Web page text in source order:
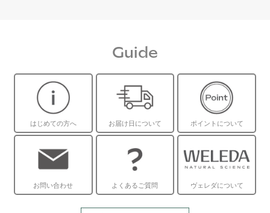
Guide
はじめての方へ お届け日について ポイントについて
お問い合わせ よくあるご質問 ヴェレダについて